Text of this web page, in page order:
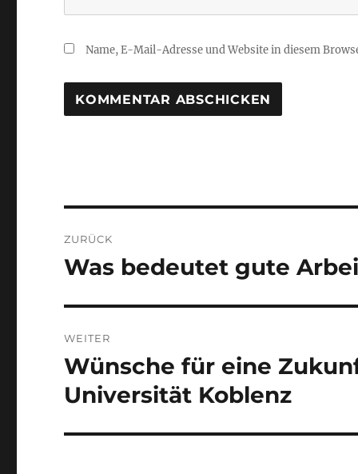
Name, E-Mail-Adresse und Website in diesem
ZURÜCK
Vorheriger
Was bedeutet gute
WEITER
Nächster
Beitrag:
Wünsche für eine
Universität Koblenz